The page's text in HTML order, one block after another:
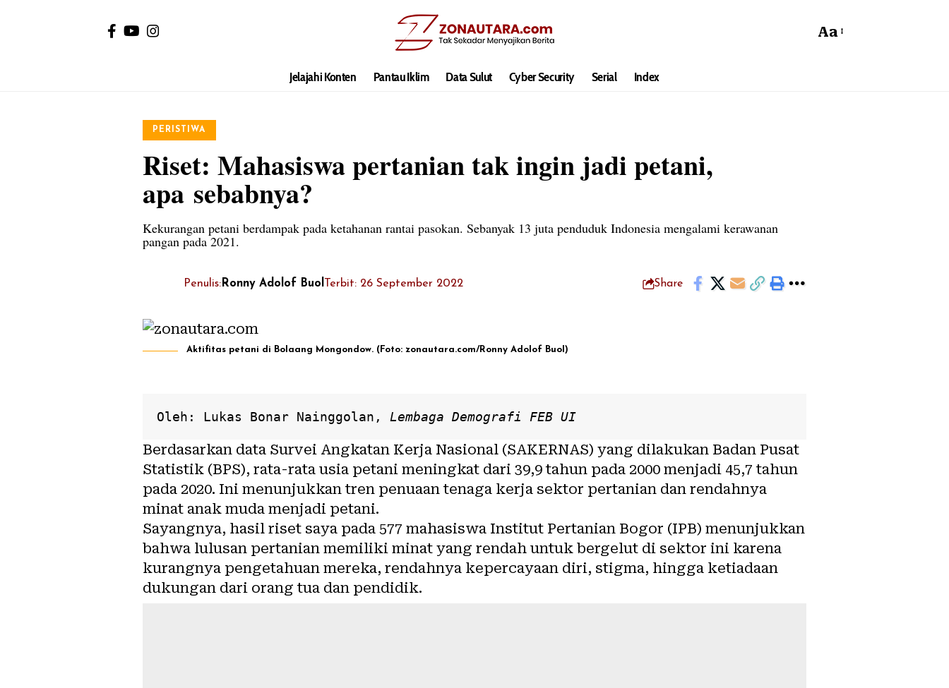
Aa
Jelajahi Konten Pantau Iklim Data Sulut Cyber Security Serial Index
PERISTIWA
Riset: Mahasiswa pertanian tak ingin jadi petani,
apa sebabnya?
Kekurangan petani berdampak pada ketahanan rantai pasokan. Sebanyak 13 juta penduduk Indonesia mengalami kerawanan
pangan pada 2021.
Penulis: Ronny Adolof Buol Terbit: 26 September 2022 Share
Aktifitas petani di Bolaang Mongondow. (Foto: zonautara.com/Ronny Adolof Buol)
Oleh: Lukas Bonar Nainggolan , Lembaga Demografi FEB UI
Berdasarkan data Survei Angkatan Kerja Nasional (SAKERNAS) yang dilakukan Badan Pusat
Statistik (BPS), rata-rata usia petani meningkat dari 39,9 tahun pada 2000 menjadi 45,7 tahun
pada 2020. Ini menunjukkan tren penuaan tenaga kerja sektor pertanian dan rendahnya
minat anak muda menjadi petani.
Sayangnya, hasil riset saya pada 577 mahasiswa Institut Pertanian Bogor (IPB) menunjukkan
bahwa lulusan pertanian memiliki minat yang rendah untuk bergelut di sektor ini karena
kurangnya pengetahuan mereka, rendahnya kepercayaan diri, stigma, hingga ketiadaan
dukungan dari orang tua dan pendidik.